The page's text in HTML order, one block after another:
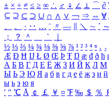
± × ÷ ≠ ≤ ≥ ∞ ∴ ♂ ♀ ∠ ⊥ ⌒ ∂
⊆ ⊇ ⊂ ⊃ ∪ ∩ ∧ ∨ ￢ ⇒ ⇔ ∀
、
。 · ‥ … ¨ 〃 ― ＼ ∼ ´ ～
；
？ ＾ ｀
½ ⅓ ⅔ ¼ ¾ ⅛ ⅜ ⅝ ⅞ ¹ ² ³ ⁴ ⁿ ₁ ₂
Æ Ð Ħ Ĳ Ł Ø Œ Þ Ŧ Ŋ æ đ ð ħ ı
А Б В Г Д Е Ё Ж З И Й К Л М
Ы Ь Э Ю Я а б в г д е ё ж з и й
ы ь э ю я
′ ″ ℃ Å ￠ ￡ ￥ ¤ ℉ ‰ ＄ ％